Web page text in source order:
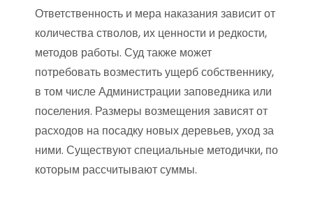
Ответственность и мера наказания зависит от
количества стволов, их ценности и редкости,
методов работы. Суд также может
потребовать возместить ущерб собственнику,
в том числе Администрации заповедника или
поселения. Размеры возмещения зависят от
расходов на посадку новых деревьев, уход за
ними. Существуют специальные методички, по
которым рассчитывают суммы.